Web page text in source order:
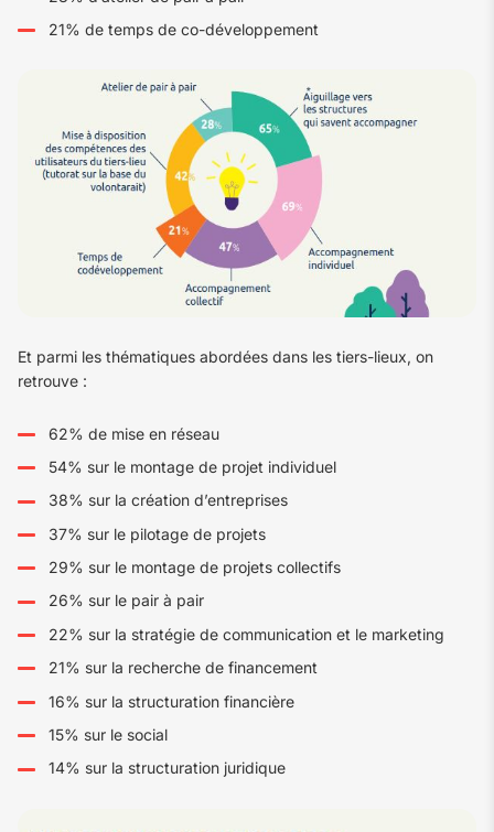
21% de temps de co-développement
Et parmi les thématiques abordées dans les tiers-lieux, on
retrouve :
62% de mise en réseau
54% sur le montage de projet individuel
38% sur la création d’entreprises
37% sur le pilotage de projets
29% sur le montage de projets collectifs
26% sur le pair à pair
22% sur la stratégie de communication et le marketing
21% sur la recherche de financement
16% sur la structuration financière
15% sur le social
14% sur la structuration juridique